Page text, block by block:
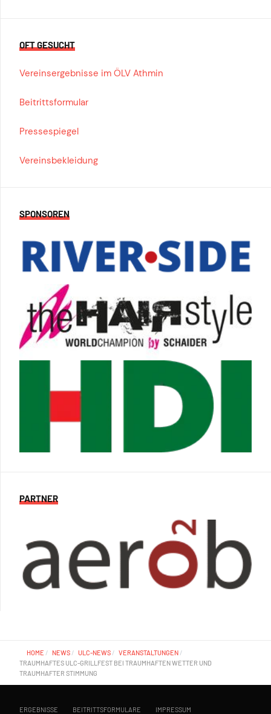
OFT GESUCHT
Vereinsergebnisse im ÖLV Athmin
Beitrittsformular
Pressespiegel
Vereinsbekleidung
SPONSOREN
PARTNER
HOME NEWS ULC-NEWS
VERANSTALTUNGEN
TRAUMHAFTES ULC-GRILLFEST BEI TRAUMHAFTEN WETTER UND
TRAUMHAFTER STIMMUNG
ERGEBNISSE BEITRITTSFORMULARE IMPRESSUM